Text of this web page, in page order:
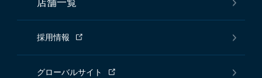
店舗一覧
採用情報
グローバルサイト